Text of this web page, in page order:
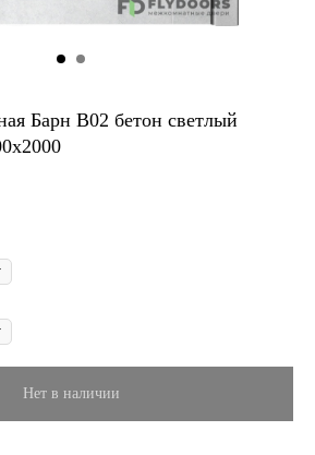
Барн B02 бетон светлый
Нет в наличии